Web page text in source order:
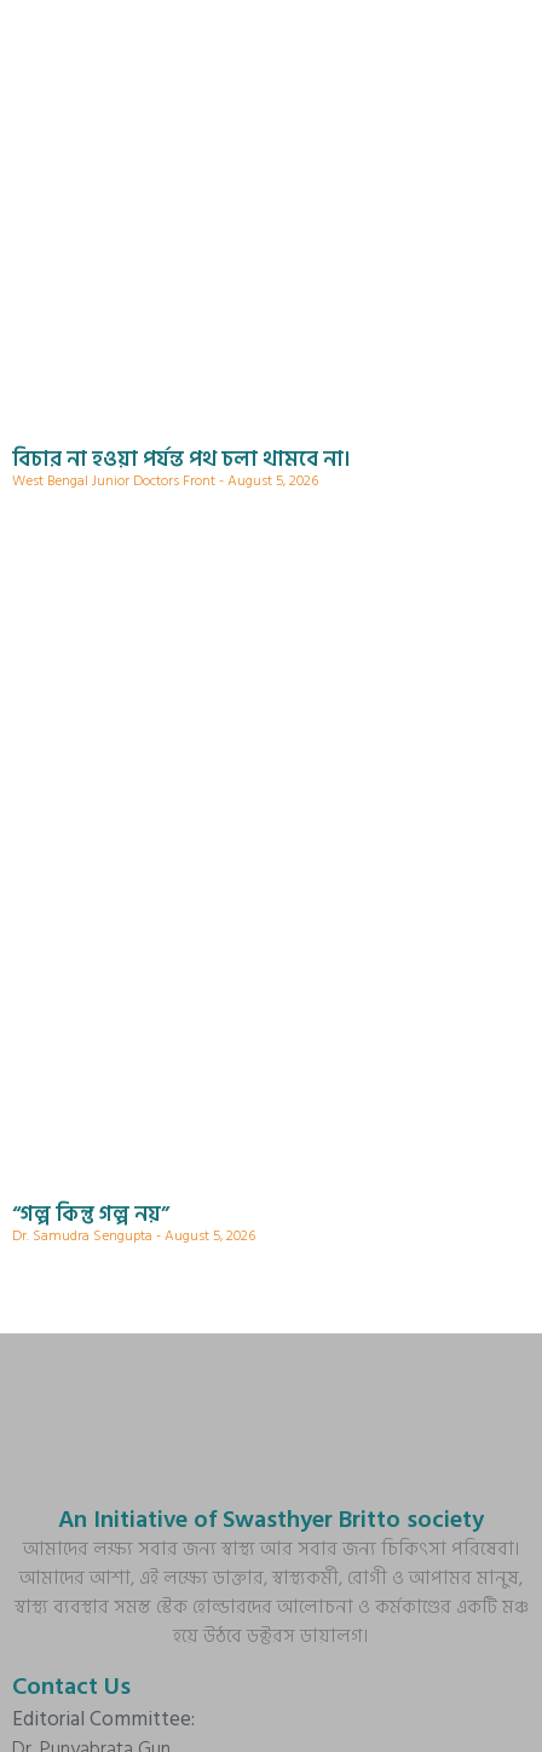
বিচার না হওয়া পর্যন্ত পথ চলা থামবে না।
West Bengal Junior Doctors Front August 5, 2026
“গল্প কিন্তু গল্প নয়”
Dr. Samudra Sengupta August 5, 2026
An Initiative of Swasthyer Britto society
আমাদের লক্ষ্য সবার জন্য স্বাস্থ্য আর সবার জন্য চিকিৎসা পরিষেবা।
আমাদের আশা, এই লক্ষ্যে ডাক্তার, স্বাস্থ্যকর্মী, রোগী ও আপামর মানুষ,
স্বাস্থ্য ব্যবস্থার সমস্ত স্টেক হোল্ডারদের আলোচনা ও কর্মকাণ্ডের একটি মঞ্চ
হয়ে উঠবে ডক্টরস ডায়ালগ।
Contact Us
Editorial Committee: